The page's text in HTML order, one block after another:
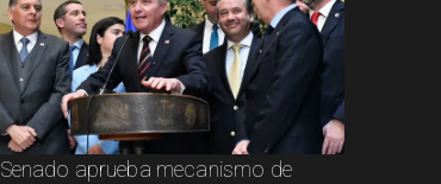
Senado aprueba mecanismo de